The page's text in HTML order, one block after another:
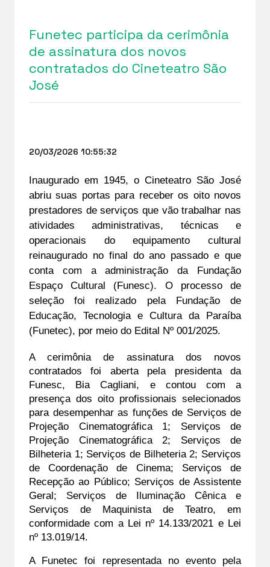
Funetec participa da cerimônia
de assinatura dos novos
contratados do Cineteatro São
José
20/03/2026 10:55:32
Inaugurado em 1945, o Cineteatro São José
abriu suas portas para receber os oito novos
prestadores de serviços que vão trabalhar nas
atividades administrativas, técnicas e
operacionais do equipamento cultural
reinaugurado no final do ano passado e que
conta com a administração da Fundação
Espaço Cultural (Funesc). O processo de
seleção foi realizado pela Fundação de
Educação, Tecnologia e Cultura da Paraíba
(Funetec), por meio do Edital Nº 001/2025.
A cerimônia de assinatura dos novos
contratados foi aberta pela presidenta da
Funesc, Bia Cagliani, e contou com a
presença dos oito profissionais selecionados
para desempenhar as funções de Serviços de
Projeção Cinematográfica 1; Serviços de
Projeção Cinematográfica 2; Serviços de
Bilheteria 1; Serviços de Bilheteria 2; Serviços
de Coordenação de Cinema; Serviços de
Recepção ao Público; Serviços de Assistente
Geral; Serviços de Iluminação Cênica e
Serviços de Maquinista de Teatro, em
conformidade com a Lei nº 14.133/2021 e Lei
nº 13.019/14.
A Funetec foi representada no evento pela